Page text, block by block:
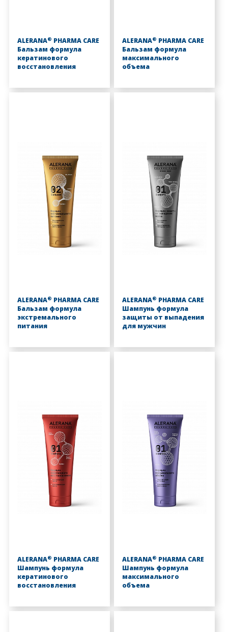
ALERANA® PHARMA CARE
Бальзам формула
кератинового
восстановления
ALERANA® PHARMA CARE
Бальзам формула
максимального
объема
ALERANA® PHARMA CARE
Бальзам формула
экстремального
питания
ALERANA® PHARMA CARE
Шампунь формула
защиты от выпадения
для мужчин
ALERANA® PHARMA CARE
Шампунь формула
кератинового
восстановления
ALERANA® PHARMA CARE
Шампунь формула
максимального
объема